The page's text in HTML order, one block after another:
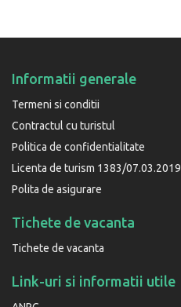
Informatii generale
Termeni si conditii
Contractul cu turistul
Politica de confidentialitate
Licenta de turism 1383/07.03.2019
Polita de asigurare
Tichete de vacanta
Tichete de vacanta
Link-uri si informatii utile